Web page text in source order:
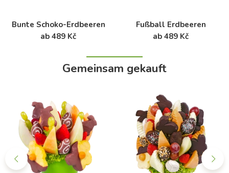
Bunte Schoko-Erdbeeren
ab 489 Kč
Fußball Erdbeeren
ab 489 Kč
Gemeinsam gekauft